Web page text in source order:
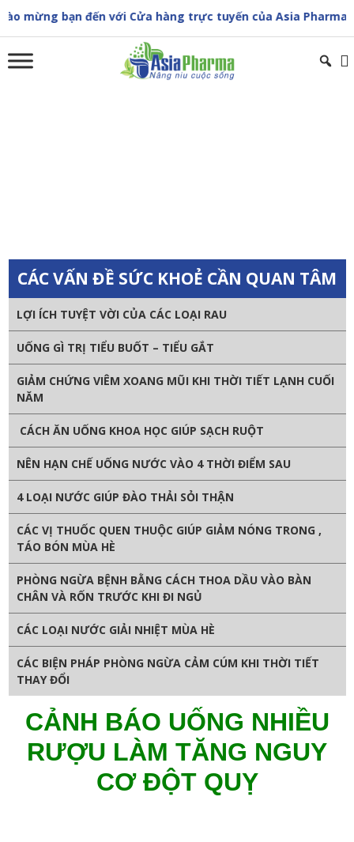
to
content
bạn đến với Cửa hàng trực tuyến của Asia Pharma
CÁC VẤN ĐỀ SỨC KHOẺ CẦN QUAN TÂM
LỢI ÍCH TUYỆT VỜI CỦA CÁC LOẠI RAU
UỐNG GÌ TRỊ TIỂU BUỐT – TIỂU GẮT
GIẢM CHỨNG VIÊM XOANG MŨI KHI THỜI TIẾT LẠNH CUỐI
NĂM
CÁCH ĂN UỐNG KHOA HỌC GIÚP SẠCH RUỘT
NÊN HẠN CHẾ UỐNG NƯỚC VÀO 4 THỜI ĐIỂM SAU
4 LOẠI NƯỚC GIÚP ĐÀO THẢI SỎI THẬN
CÁC VỊ THUỐC QUEN THUỘC GIÚP GIẢM NÓNG TRONG ,
TÁO BÓN MÙA HÈ
PHÒNG NGỪA BỆNH BẰNG CÁCH THOA DẦU VÀO BÀN
CHÂN VÀ RỐN TRƯỚC KHI ĐI NGỦ
CÁC LOẠI NƯỚC GIẢI NHIỆT MÙA HÈ
CÁC BIỆN PHÁP PHÒNG NGỪA CẢM CÚM KHI THỜI TIẾT
THAY ĐỔI
CẢNH BÁO UỐNG NHIỀU
RƯỢU LÀM TĂNG NGUY
CƠ ĐỘT QUỴ